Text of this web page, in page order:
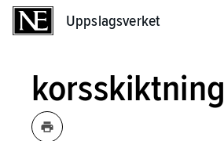
Uppslagsverket
korsskiktning